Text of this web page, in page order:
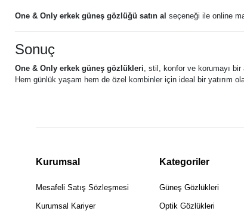
One & Only erkek güneş gözlüğü satın al seçeneği ile online
Sonuç
One & Only erkek güneş gözlükleri, stil, konfor ve korumayı
Hem günlük yaşam hem de özel kombinler için ideal bir yatırım
Kurumsal
Mesafeli Satış Sözleşmesi
Kurumsal Kariyer
Kategoriler
Güneş Gözlükleri
Optik Gözlükleri